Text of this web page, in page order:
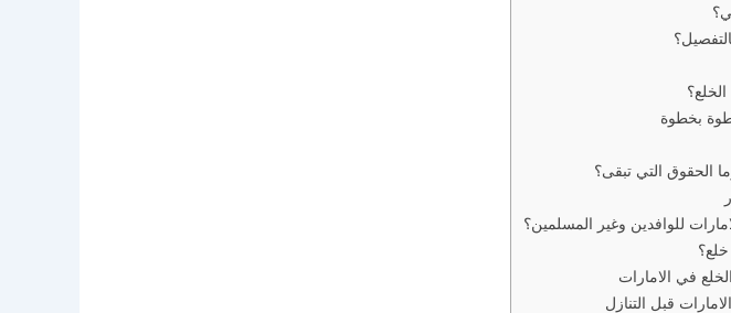
بخطوة
الحقوق التي تبقى؟
للوافدين وغير المسلمين؟
في الامارات
قبل التنازل